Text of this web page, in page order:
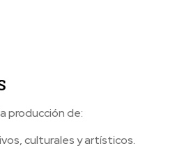
producción de:
culturales y artísticos.